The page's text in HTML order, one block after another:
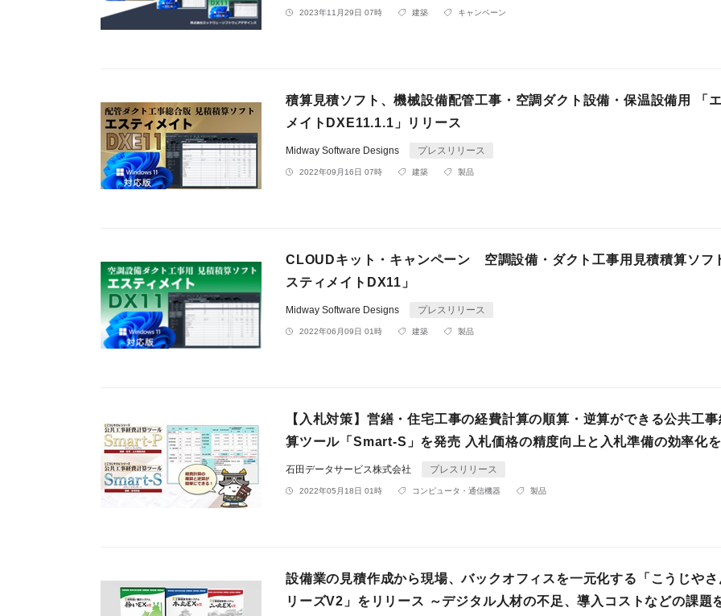
2023年11月29日 07時 建築 キャンペーン
積算見積ソフト、機械設備配管工事・空調ダクト設備・保温設備用 「
メイトDXE11.1.1」リリース
Midway Software Designs プレスリリース
2022年09月16日 07時 建築 製品
CLOUDキット・キャンペーン 空調設備・ダクト工事用見積積算ソフ
スティメイトDX11」
Midway Software Designs プレスリリース
2022年06月09日 01時 建築 製品
【入札対策】営繕・住宅工事の経費計算の順算・逆算ができる公共工
算ツール「Smart-S」を発売 入札価格の精度向上と入札準備の効率化
石田データサービス株式会社 プレスリリース
2022年05月18日 01時 コンピュータ・通信機器 製品
設備業の見積作成から現場、バックオフィスを一元化する「こうじや
リーズV2」をリリース ～デジタル人材の不足、導入コストなどの課題